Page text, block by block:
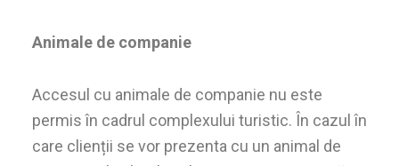
Animale de companie
Accesul cu animale de companie nu este
permis în cadrul complexului turistic. În cazul în
care clienții se vor prezenta cu un animal de